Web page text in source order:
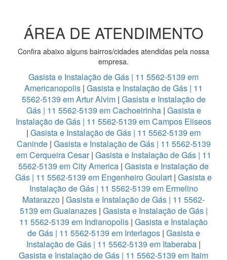
ÁREA DE ATENDIMENTO
Confira abaixo alguns bairros/cidades atendidas pela nossa
empresa.
Gasista e Instalação de Gás | 11 5562-5139 em
Americanopolis | Gasista e Instalação de Gás | 11
5562-5139 em Artur Alvim | Gasista e Instalação de
Gás | 11 5562-5139 em Cachoeirinha| Gasista e
Instalação de Gás | 11 5562-5139 em Campos Eliseos
| Gasista e Instalação de Gás | 11 5562-5139 em
Caninde| Gasista e Instalação de Gás | 11 5562-5139
em Cerqueira Cesar| Gasista e Instalação de Gás | 11
5562-5139 em City America | Gasista e Instalação de
Gás | 11 5562-5139 em Engenheiro Goulart | Gasista e
Instalação de Gás | 11 5562-5139 em Ermelino
Matarazzo | Gasista e Instalação de Gás | 11 5562-
5139 em Guaianazes| Gasista e Instalação de Gás |
11 5562-5139 em Indianopolis | Gasista e Instalação
de Gás | 11 5562-5139 em Interlagos| Gasista e
Instalação de Gás | 11 5562-5139 em Itaberaba |
Gasista e Instalação de Gás | 11 5562-5139 em Itaim